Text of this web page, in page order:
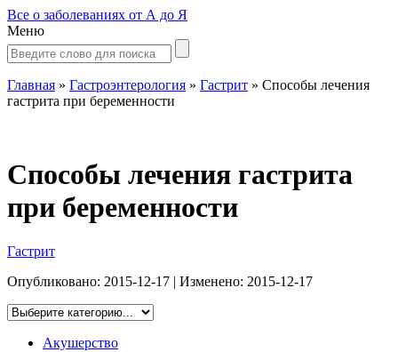
Все о заболеваниях от А до Я
Меню
Главная » Гастроэнтерология » Гастрит » Способы лечения
гастрита при беременности
Способы лечения гастрита
при беременности
Гастрит
Опубликовано: 2015-12-17 | Изменено: 2015-12-17
Акушерство